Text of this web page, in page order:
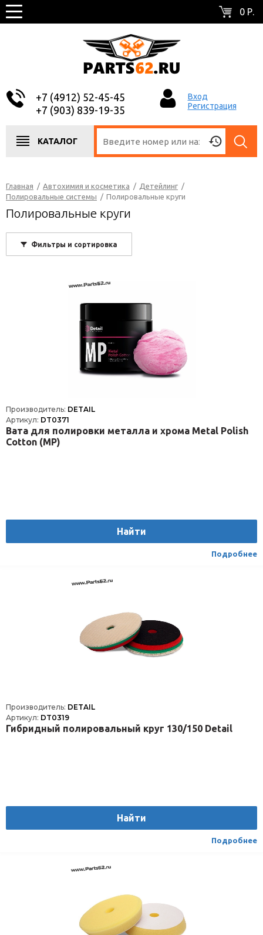
0 Р.
+7 (4912) 52-45-45
+7 (903) 839-19-35
Вход
Регистрация
КАТАЛОГ
Главная / Автохимия и косметика / Детейлинг /
Полировальные системы / Полировальные круги
Полировальные круги
Фильтры и сортировка
Производитель: DETAIL
Артикул: DT0371
Вата для полировки металла и хрома Metal Polish
Cotton (MP)
Найти
Подробнее
Производитель: DETAIL
Артикул: DT0319
Гибридный полировальный круг 130/150 Detail
Найти
Подробнее